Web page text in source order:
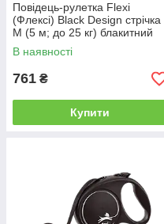
Повідець-рулетка Flexi
(Флексі) Black Design стрічка
M (5 м; до 25 кг) блакитний
В наявності
761 ₴
Купити